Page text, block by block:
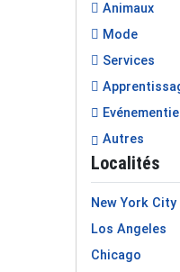
Animaux
Mode
Services
Evénementiel
Autres
Localités
New York City
Los Angeles
Chicago